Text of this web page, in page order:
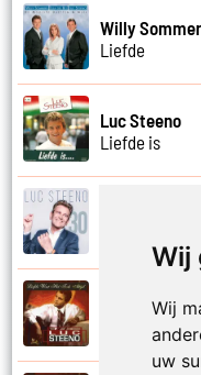
Wij
Wij
uw
Willy
Liefde
Luc Steeno
Liefde is
Luc Steeno
Liefde op